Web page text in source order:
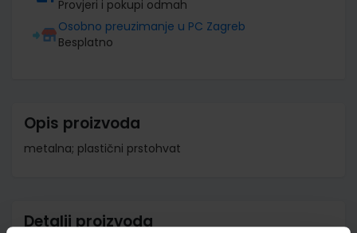
Provjeri i pokupi odmah
Osobno preuzimanje u PC Zagreb
Besplatno
Opis proizvoda
metalna; plastični prstohvat
Detalji proizvoda